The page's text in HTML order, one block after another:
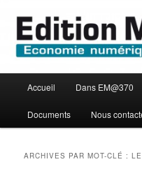
contenu
principal
contenu
secondaire
Edition
principal
Accueil Dans EM@370
Documents Nous
ARCHIVES PAR MOT-CLÉ :